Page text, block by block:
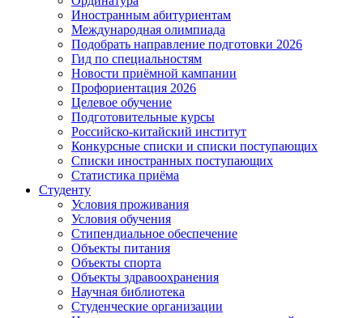
Иностранным абитуриентам
Международная олимпиада
Подобрать направление подготовки 2026
Гид по специальностям
Новости приёмной кампании
Профориентация 2026
Целевое обучение
Подготовительные курсы
Российско-китайский институт
Конкурсные списки и списки поступающих
Списки иностранных поступающих
Статистика приёма
Студенту
Условия проживания
Условия обучения
Стипендиальное обеспечение
Объекты питания
Объекты спорта
Объекты здравоохранения
Научная библиотека
Студенческие организации